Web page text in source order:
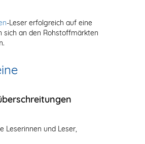
-Leser erfolgreich auf eine
sich an den Rohstoffmärkten
Leserinnen und Leser,